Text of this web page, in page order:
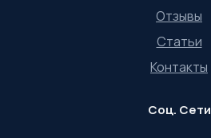
Отзывы
Контакты
Статьи
Соц. Сети